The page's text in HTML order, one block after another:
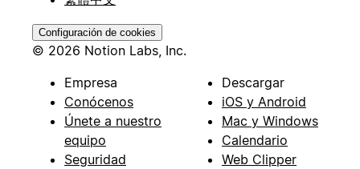
Configuración de cookies
© 2026 Notion Labs, Inc.
Empresa
Conócenos
Únete a nuestro
equipo
Seguridad
Descargar
iOS y Android
Mac y Windows
Calendario
Web Clipper